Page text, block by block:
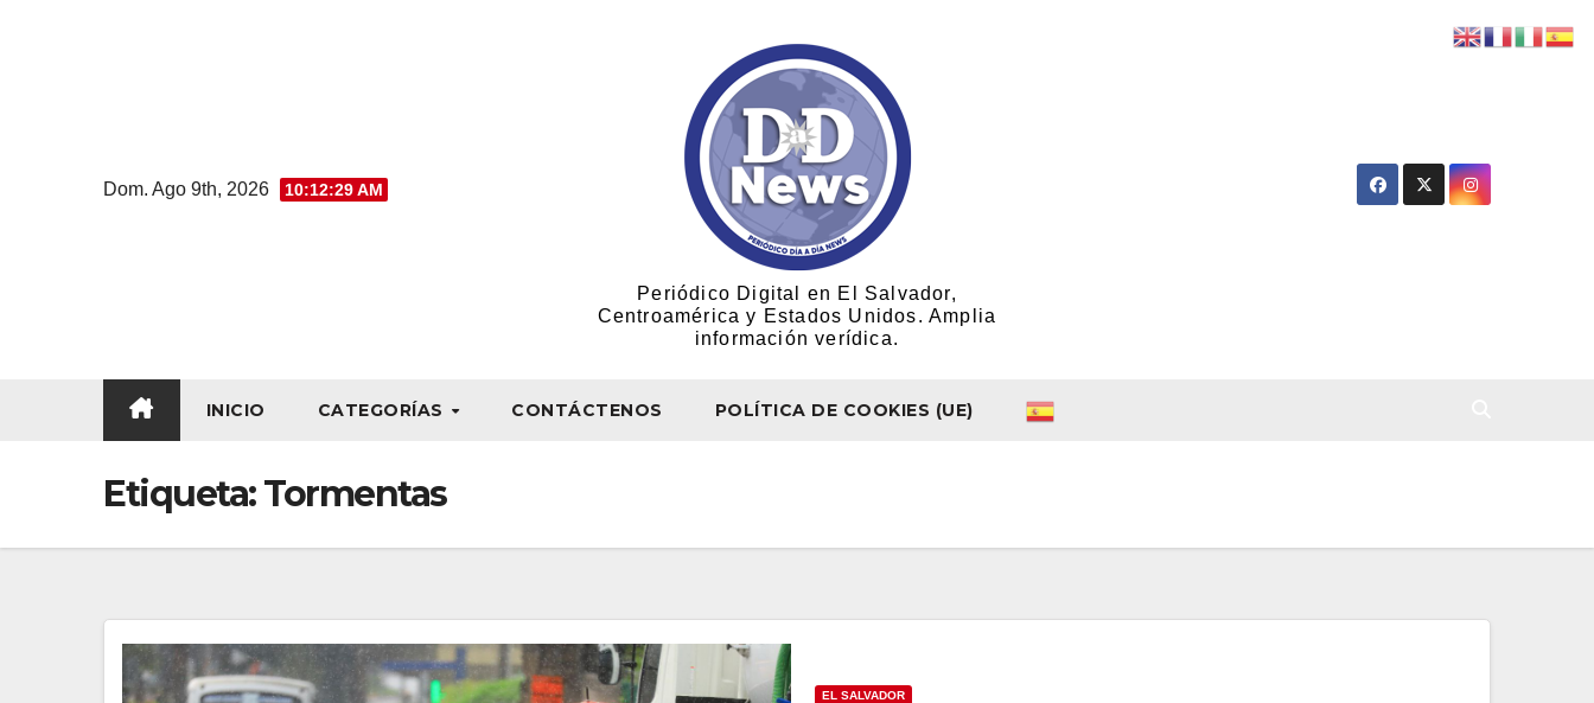
Dom. Ago 9th, 2026 10:12:31 AM
Periódico Digital en El Salvador,
Centroamérica y Estados Unidos. Amplia
información verídica.
INICIO CATEGORÍAS CONTÁCTENOS POLÍTICA DE COOKIES (UE)
Etiqueta:Tormentas
EL SALVADOR